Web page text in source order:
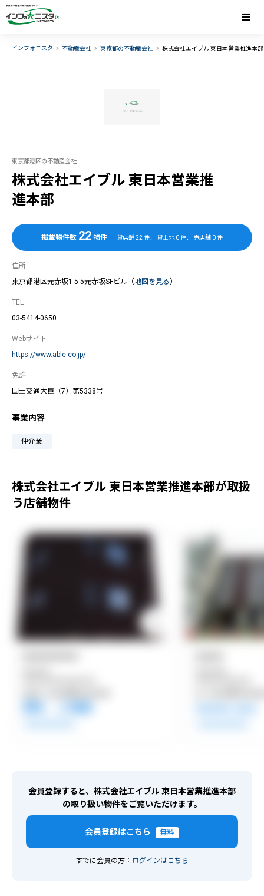
インフォニスタ 不動産会社 東京都の不動産会社 株式会社エイブル 東日本営業推進本部
東京都港区の不動産会社
株式会社エイブル 東日本営業推
進本部
掲載物件数 22 物件 貸店舗22 件、 貸土地 0件、 売店舗 0件
住所
東京都港区元赤坂1-5-5元赤坂SFビル（地図を見る ）
TEL
03-5414-0650
Webサイト
https://www.able.co.jp/
免許
国土交通大臣（7）第5338号
事業内容
仲介業
株式会社エイブル 東日本営業推進本部が取扱
う店舗物件
会員登録すると、株式会社エイブル 東日本営業推進本部
の取り扱い物件をご覧いただけます。
会員登録はこちら 無料
すでに会員の方： ログインはこちら